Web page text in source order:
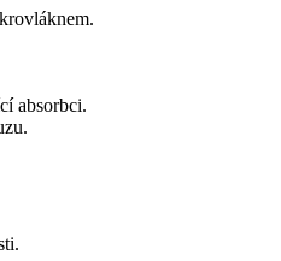
absorbci.